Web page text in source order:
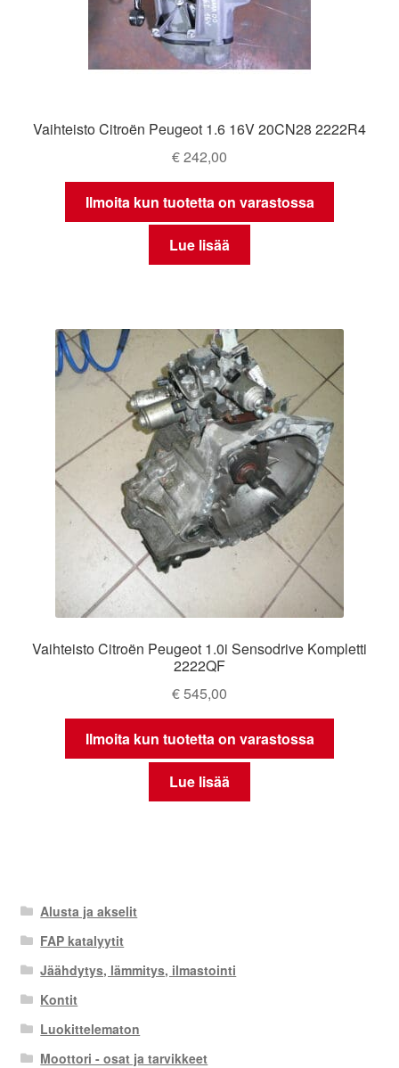
Vaihteisto Citroën Peugeot 1.6 16V 20CN28 2222R4
€242,00
Ilmoita kun tuotetta on varastossa
Lue lisää
Vaihteisto Citroën Peugeot 1.0i Sensodrive Kompletti
2222QF
€545,00
Ilmoita kun tuotetta on varastossa
Lue lisää
Alusta ja akselit
FAP katalyytit
Jäähdytys, lämmitys, ilmastointi
Kontit
Luokittelematon
Moottori - osat ja tarvikkeet